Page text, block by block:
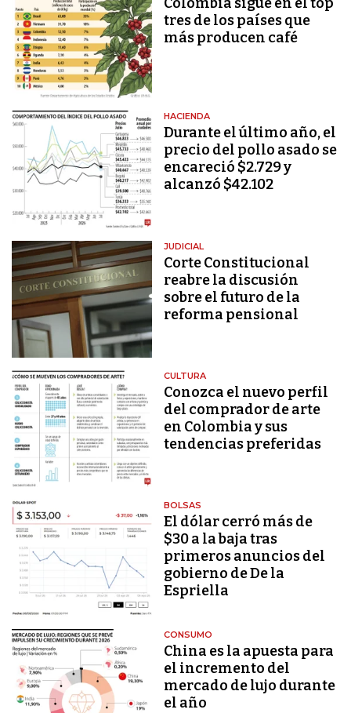
tres de los países que
más producen café
HACIENDA
Durante el último año, el
precio del pollo asado se
encareció $2.729 y
alcanzó $42.102
JUDICIAL
Corte Constitucional
reabre la discusión
sobre el futuro de la
reforma pensional
CULTURA
Conozca el nuevo perfil
del comprador de arte
en Colombia y sus
tendencias preferidas
BOLSAS
El dólar cerró más de
$30 a la baja tras
primeros anuncios del
gobierno de De la
Espriella
CONSUMO
China es la apuesta para
el incremento del
mercado de lujo durante
el año